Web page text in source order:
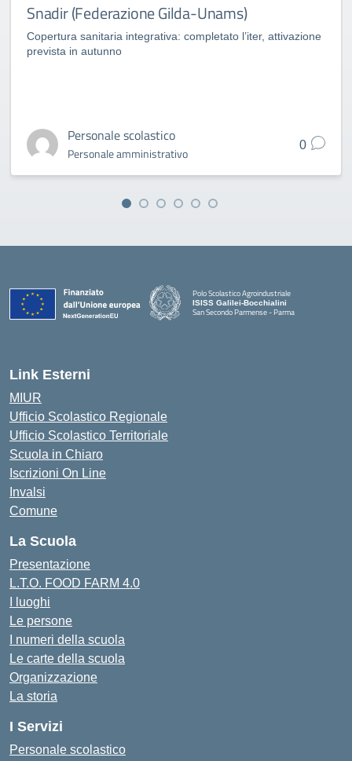
Snadir (Federazione Gilda-Unams)
Copertura sanitaria integrativa: completato l’iter, attivazione
prevista in autunno
Personale scolastico
Personale amministrativo
0
Polo Scolastico Agroindustriale
ISISS Galilei-Bocchialini
San Secondo Parmense - Parma
Link Esterni
MIUR
Ufficio Scolastico Regionale
Ufficio Scolastico Territoriale
Scuola in Chiaro
Iscrizioni On Line
Invalsi
Comune
La Scuola
Presentazione
L.T.O. FOOD FARM 4.0
I luoghi
Le persone
I numeri della scuola
Le carte della scuola
Organizzazione
La storia
I Servizi
Personale scolastico